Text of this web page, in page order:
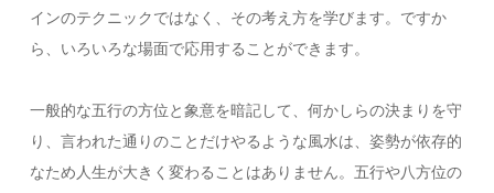
インのテクニックではなく、その考え方を学びます。ですか
ら、いろいろな場面で応用することができます。
一般的な五行の方位と象意を暗記して、何かしらの決まりを守
り、言われた通りのことだけやるような風水は、姿勢が依存的
なため人生が大きく変わることはありません。五行や八方位の